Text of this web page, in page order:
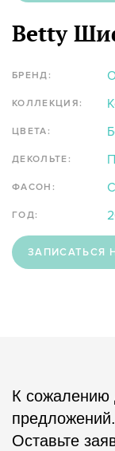
Betty
БРЕНД:
КОЛЛЕКЦИЯ:
ЦВЕТА:
ДЕКОЛЬТЕ:
ФАСОН:
ГОД:
ЗАПИСАТЬСЯ
К сожалению
предложений.
Оставьте